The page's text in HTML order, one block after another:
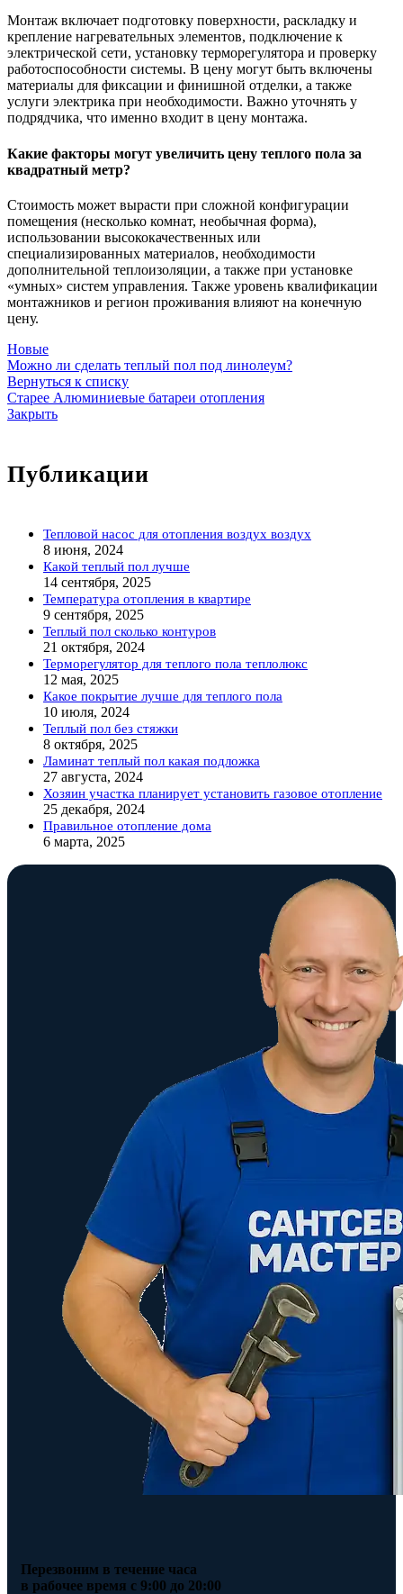
Монтаж включает подготовку поверхности, раскладку и
крепление нагревательных элементов, подключение к
электрической сети, установку терморегулятора и проверку
работоспособности системы. В цену могут быть включены
материалы для фиксации и финишной отделки, а также
услуги электрика при необходимости. Важно уточнять у
подрядчика, что именно входит в цену монтажа.
Какие факторы могут увеличить цену теплого пола за
квадратный метр?
Стоимость может вырасти при сложной конфигурации
помещения (несколько комнат, необычная форма),
использовании высококачественных или
специализированных материалов, необходимости
дополнительной теплоизоляции, а также при установке
«умных» систем управления. Также уровень квалификации
монтажников и регион проживания влияют на конечную
цену.
Новые
Можно ли сделать теплый пол под линолеум?
Вернуться к списку
Старее Алюминиевые батареи отопления
Закрыть
Публикации
Тепловой насос для отопления воздух воздух
8 июня, 2024
Какой теплый пол лучше
14 сентября, 2025
Температура отопления в квартире
9 сентября, 2025
Теплый пол сколько контуров
21 октября, 2024
Терморегулятор для теплого пола теплолюкс
12 мая, 2025
Какое покрытие лучше для теплого пола
10 июля, 2024
Теплый пол без стяжки
8 октября, 2025
Ламинат теплый пол какая подложка
27 августа, 2024
Хозяин участка планирует установить газовое отопление
25 декабря, 2024
Правильное отопление дома
6 марта, 2025
Перезвоним в течение часа
в рабочее время с 9:00 до 20:00